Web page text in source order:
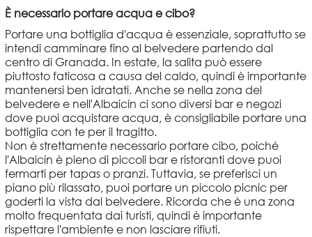
È necessario portare acqua e cibo?
Portare una bottiglia d'acqua è essenziale, soprattutto se
intendi camminare fino al belvedere partendo dal
centro di Granada. In estate, la salita può essere
piuttosto faticosa a causa del caldo, quindi è importante
mantenersi ben idratati. Anche se nella zona del
belvedere e nell'Albaicín ci sono diversi bar e negozi
dove puoi acquistare acqua, è consigliabile portare una
bottiglia con te per il tragitto.
Non è strettamente necessario portare cibo, poiché
l'Albaicín è pieno di piccoli bar e ristoranti dove puoi
fermarti per tapas o pranzi. Tuttavia, se preferisci un
piano più rilassato, puoi portare un piccolo picnic per
goderti la vista dal belvedere. Ricorda che è una zona
molto frequentata dai turisti, quindi è importante
rispettare l'ambiente e non lasciare rifiuti.